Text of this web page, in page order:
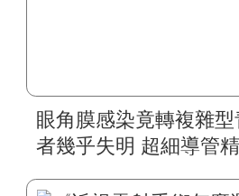
眼角膜感染竟轉複雜
者幾乎失明 超細導管